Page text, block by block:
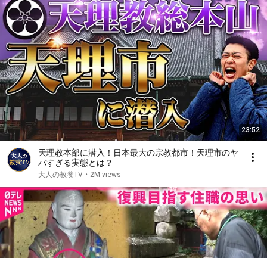
23:52
天理教本部に潜入！日本最大の宗教都市！天理市のヤ
バすぎる実態とは？
大人の教養TV • 2M views